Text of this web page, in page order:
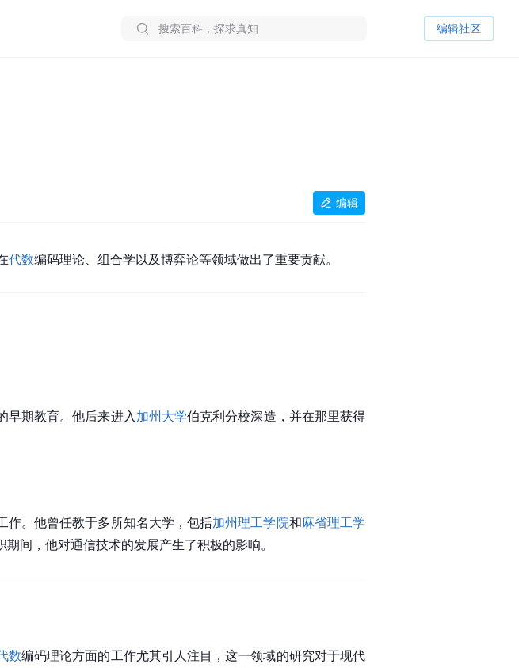
编辑社区
编辑
代数编码理论、组合学以及博弈论等领域做出了重要贡献。
早期教育。他后来进入 加州大学伯克利分校深造，并在那里获得
作。他曾任教于多所知名大学，包括加州理工学院和麻省理工学
间，他对通信技术的发展产生了积极的影响。
数编码理论方面的工作尤其引人注目，这一领域的研究对于现代